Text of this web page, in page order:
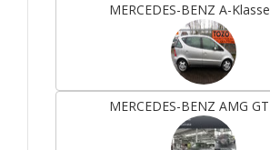
MERCEDES-BENZ A-Klasse
MERCEDES-BENZ AMG GT